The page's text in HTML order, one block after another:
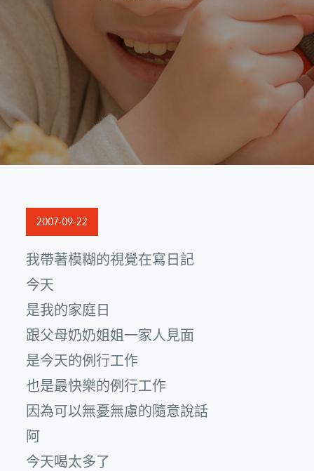
Posted
2007-09-22
我帶著模糊的視覺在寫日記
今天
是我的家庭日
跟父母奶奶姐姐一家人見面
是今天的例行工作
也是最快樂的例行工作
因為可以無憂無慮的隨意說話
阿
今天喝太多了